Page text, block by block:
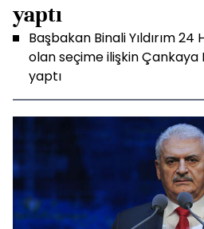
yaptı
Başbakan Binali Yıldırım
olan seçime ilişkin Çankaya
yaptı